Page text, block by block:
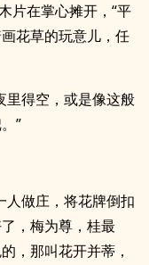
片在掌心摊开，“平
花草的玩意儿，任
里得空，或是像这般
”
人做庄，将花牌倒扣
，梅为尊，桂最
，那叫花开并蒂，